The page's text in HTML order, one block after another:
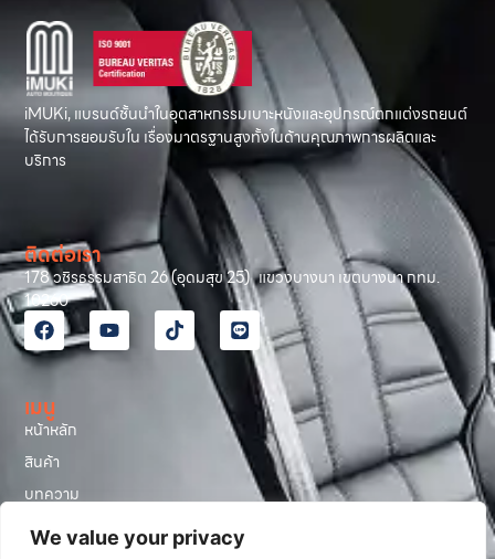
We value your privacy
iMUKi, แบรนด์ชั้นนำในอุตสาหกรรมเบาะหนังและอุปกรณ์ตกแต่งรถยนต์
ได้รับการยอมรับใน เรื่องมาตรฐานสูงทั้งในด้านคุณภาพการผลิตและ
บริการ
เมนู
หน้าหลัก
สินค้า
บทความ
รีวิวลูกค้า
ติดต่อเรา
178 วชิรธรรมสาธิต 26 (อุดมสุข 25) แขวงบางนา เขตบางนา กทม.
10260